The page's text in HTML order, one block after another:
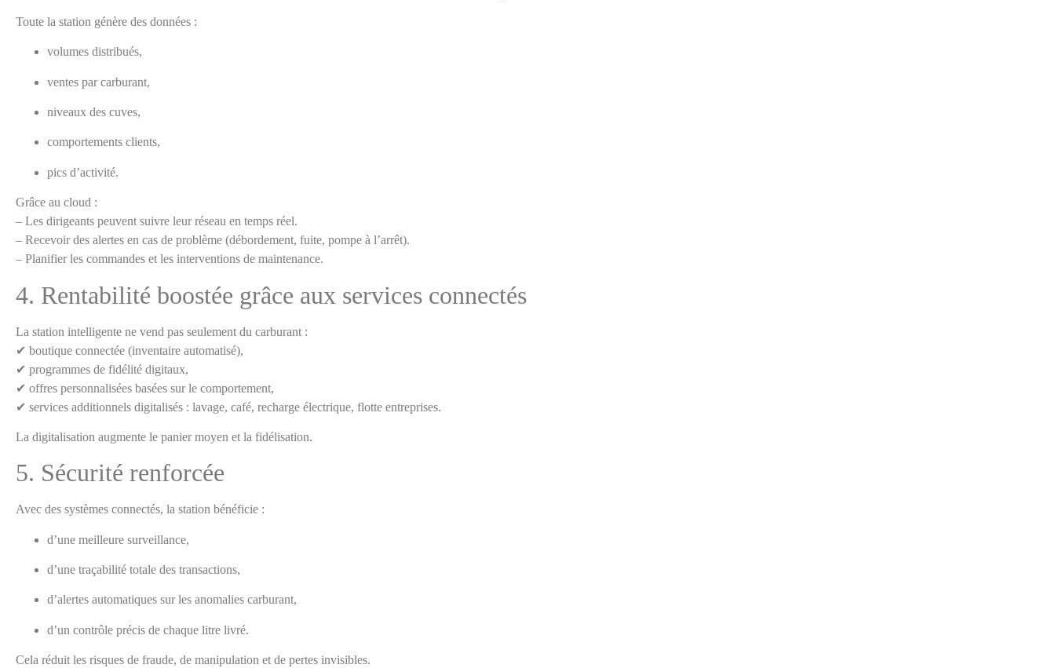
Toute la station génère des données :
volumes distribués,
ventes par carburant,
niveaux des cuves,
comportements clients,
pics d’activité.
Grâce au cloud :
– Les dirigeants peuvent suivre leur réseau en temps réel.
– Recevoir des alertes en cas de problème (débordement, fuite, pompe à l’arrêt).
– Planifier les commandes et les interventions de maintenance.
4. Rentabilité boostée grâce aux services connectés
La station intelligente ne vend pas seulement du carburant :
✔ boutique connectée (inventaire automatisé),
✔ programmes de fidélité digitaux,
✔ offres personnalisées basées sur le comportement,
✔ services additionnels digitalisés : lavage, café, recharge électrique, flotte entreprises.
La digitalisation augmente le panier moyen et la fidélisation.
5. Sécurité renforcée
Avec des systèmes connectés, la station bénéficie :
d’une meilleure surveillance,
d’une traçabilité totale des transactions,
d’alertes automatiques sur les anomalies carburant,
d’un contrôle précis de chaque litre livré.
Cela réduit les risques de fraude, de manipulation et de pertes invisibles.